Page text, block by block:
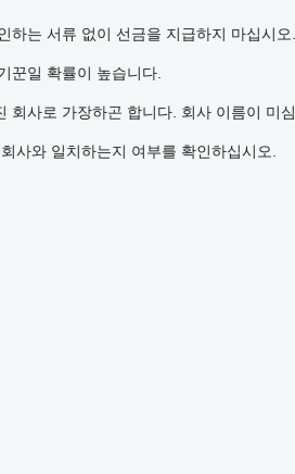
는 서류 없이 선금을 지급하지 마십시오.
꾼일 확률이 높습니다.
사로 가장하곤 합니다. 회사 이름이 미
사와 일치하는지 여부를 확인하십시오.